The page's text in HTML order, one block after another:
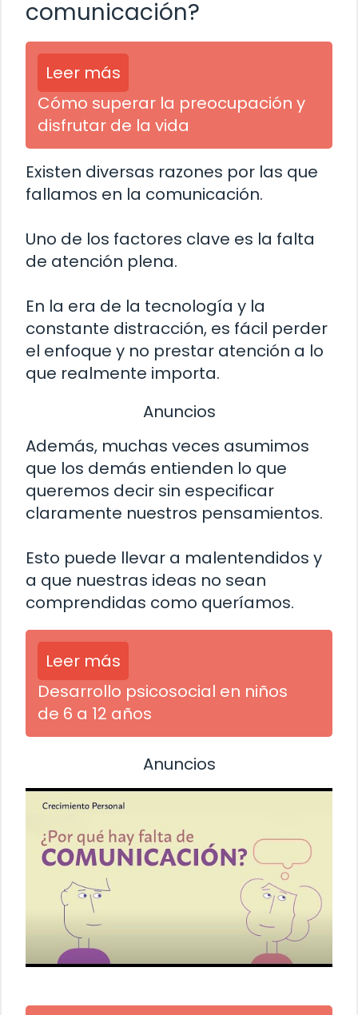
comunicación?
Leer más
Cómo superar la preocupación y
disfrutar de la vida
Existen diversas razones por las que
fallamos en la comunicación.
Uno de los factores clave es la falta
de atención plena.
En la era de la tecnología y la
constante distracción, es fácil perder
el enfoque y no prestar atención a lo
que realmente importa.
Anuncios
Además, muchas veces asumimos
que los demás entienden lo que
queremos decir sin especificar
claramente nuestros pensamientos.
Esto puede llevar a malentendidos y
a que nuestras ideas no sean
comprendidas como queríamos.
Leer más
Desarrollo psicosocial en niños
de 6 a 12 años
Anuncios